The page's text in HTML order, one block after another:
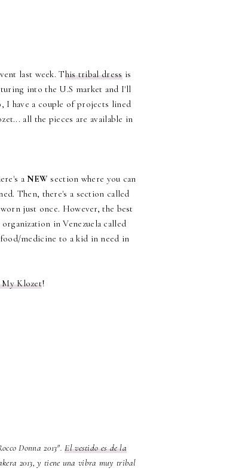
last week. This tribal dressis
into the U.S market and I'll
I have a couple of projects lined
all the pieces are available in
aNEW section where you can
Then, there's a section called
just once. However, the best
in Venezuela called
medicine to a kid in need in
My Klozet!
Donna 2013".El vestido es de la
2013, y tiene una vibra muy tribal